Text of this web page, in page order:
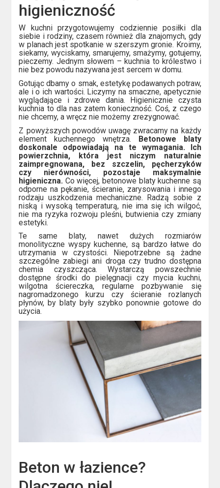
higieniczność
W kuchni przygotowujemy codziennie posiłki dla
siebie i rodziny, czasem również dla znajomych, gdy
w planach jest spotkanie w szerszym gronie. Kroimy,
siekamy, wyciskamy, smarujemy, smażymy, gotujemy,
pieczemy. Jednym słowem – kuchnia to królestwo i
nie bez powodu nazywana jest sercem w domu.
Gotując dbamy o smak, estetykę podawanych potraw,
ale i o ich wartości. Liczymy na smaczne, apetycznie
wyglądające i zdrowe dania. Higienicznie czysta
kuchnia to dla nas zatem konieczność. Coś, z czego
nie chcemy, a wręcz nie możemy zrezygnować.
Z powyższych powodów uwagę zwracamy na każdy
element kuchennego wnętrza. Betonowe blaty
doskonale odpowiadają na te wymagania. Ich
powierzchnia, która jest niczym naturalnie
zaimpregnowana, bez szczelin, pęcherzyków
czy nierówności, pozostaje maksymalnie
higieniczna. Co więcej, betonowe blaty kuchenne są
odporne na pękanie, ścieranie, zarysowania i innego
rodzaju uszkodzenia mechaniczne. Radzą sobie z
niską i wysoką temperaturą, nie ima się ich wilgoć,
nie ma ryzyka rozwoju pleśni, butwienia czy zmiany
estetyki.
Te same blaty, nawet dużych rozmiarów
monolityczne wyspy kuchenne, są bardzo łatwe do
utrzymania w czystości. Niepotrzebne są żadne
szczególne zabiegi ani droga czy trudno dostępna
chemia czyszcząca. Wystarczą powszechnie
dostępne środki do pielęgnacji czy mycia kuchni,
wilgotna ściereczka, regularne pozbywanie się
nagromadzonego kurzu czy ścieranie rozlanych
płynów, by blaty były szybko ponownie gotowe do
użycia.
Beton w łazience?